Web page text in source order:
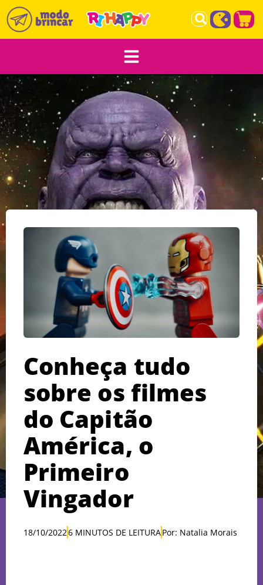
Conheça tudo
sobre os filmes
do Capitão
América, o
Primeiro
Vingador
18/10/20226 MINUTOS DE LEITURAPor: Natalia Morais